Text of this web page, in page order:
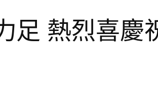
足 熱烈喜慶